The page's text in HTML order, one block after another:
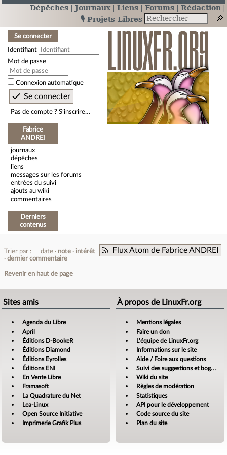
Dépêches Journaux Liens Forums
Rédaction
🎙️ Projets Libres
Se connecter
Identifiant
Mot de passe
Connexion automatique
Pas de compte ? S’inscrire…
Fabrice
ANDREI
journaux
dépêches
liens
messages sur les forums
entrées du suivi
ajouts au wiki
commentaires
Derniers
contenus
Flux Atom de Fabrice ANDREI
Trier par : date note
intérêt
dernier commentaire
Revenir en haut de page
Sites amis
Agenda du Libre
April
Éditions D-BookeR
Éditions Diamond
Éditions Eyrolles
Éditions ENI
En Vente Libre
Framasoft
La Quadrature du Net
Lea-Linux
Open Source Initiative
Imprimerie Grafik Plus
À propos de LinuxFr.org
Mentions légales
Faire un don
L’équipe de LinuxFr.org
Informations sur le site
Aide / Foire aux questions
Suivi des suggestions et bogues
Wiki du site
Règles de modération
Statistiques
API pour le développement
Code source du site
Plan du site